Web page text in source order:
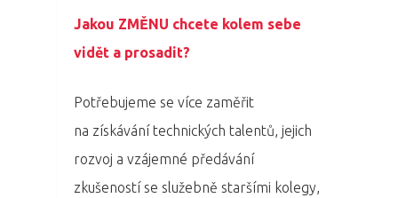
Jakou ZMĚNU chcete kolem sebe
vidět a prosadit?
Potřebujeme se více zaměřit
na získávání technických talentů, jejich
rozvoj a vzájemné předávání
zkušeností se služebně staršími kolegy,
Domů